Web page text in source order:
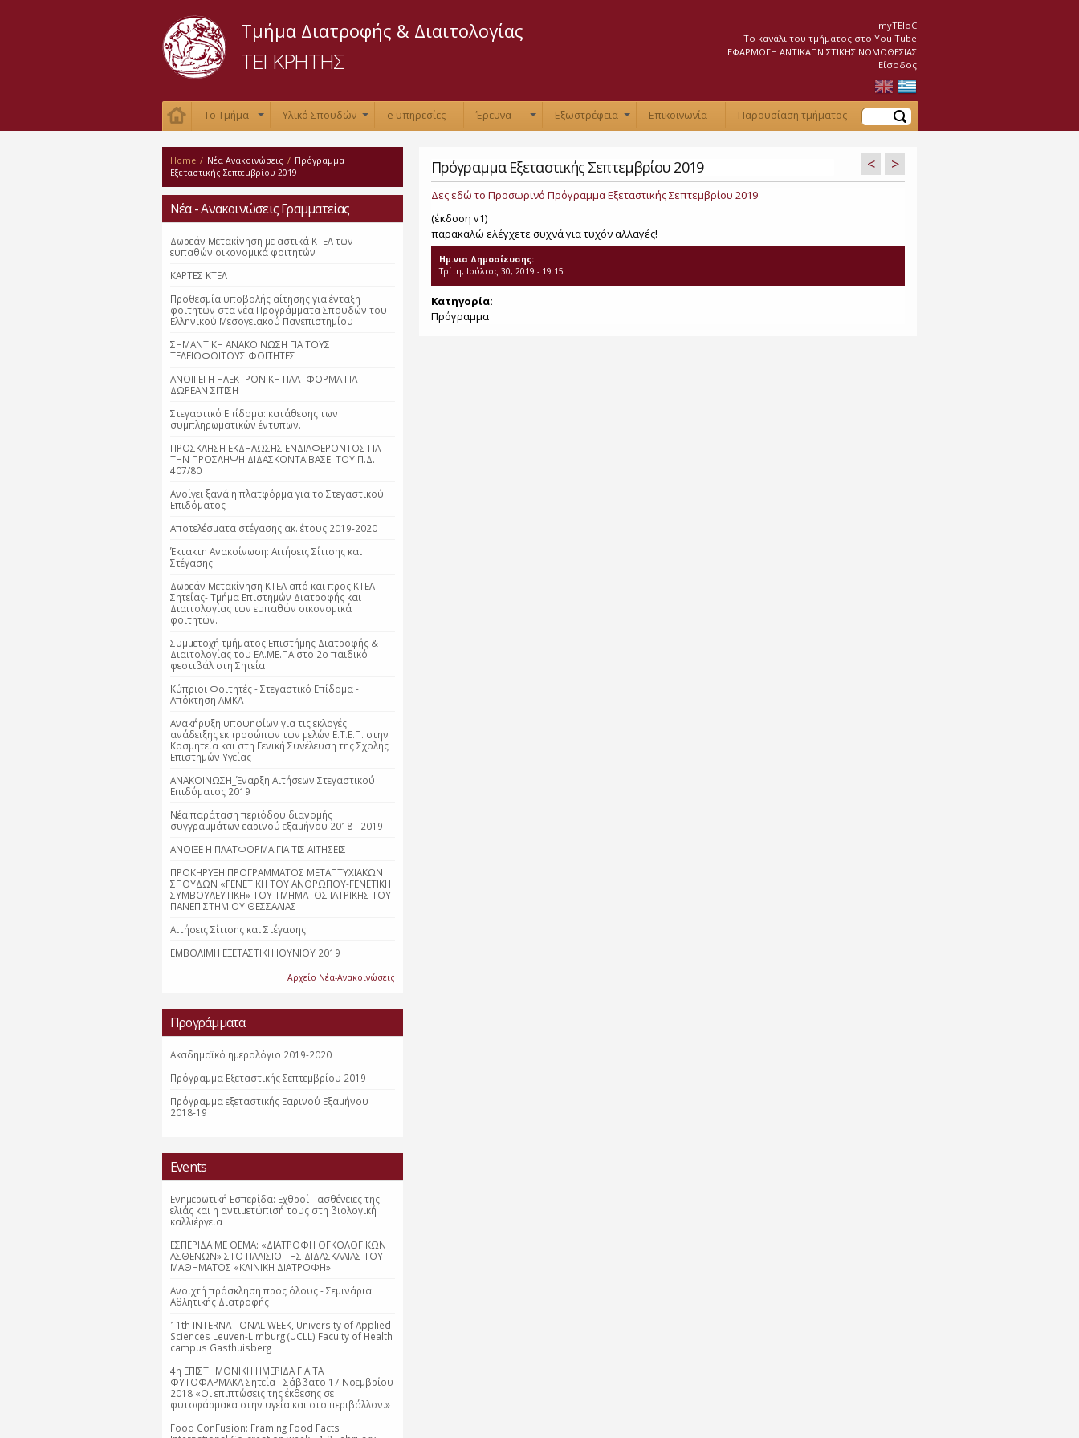
προς το
κυρίως
Τμήμα Διατροφής & Διαιτολογίας
ΤΕΙ ΚΡΗΤΗΣ
myTEIoC
Το κανάλι του τμήματος στο You Tube
ΕΦΑΡΜΟΓΗ ΑΝΤΙΚΑΠΝΙΣΤΙΚΗΣ ΝΟΜΟΘΕΣΙΑΣ
Είσοδος
Το Τμήμα Υλικό Σπουδών e υπηρεσίες Έρευνα Εξωστρέφεια Επικοινωνία Παρουσίαση τμήματος Αναζήτηση
Home / Νέα Ανακοινώσεις / Πρόγραμμα
Εξεταστικής Σεπτεμβρίου 2019
Νέα - Ανακοινώσεις Γραμματείας
Δωρεάν Μετακίνηση με αστικά ΚΤΕΛ των
ευπαθών οικονομικά φοιτητών
ΚΑΡΤΕΣ ΚΤΕΛ
Προθεσμία υποβολής αίτησης για ένταξη
φοιτητών στα νέα Προγράμματα Σπουδών του
Ελληνικού Μεσογειακού Πανεπιστημίου
ΣΗΜΑΝΤΙΚΗ ΑΝΑΚΟΙΝΩΣΗ ΓΙΑ ΤΟΥΣ
ΤΕΛΕΙΟΦΟΙΤΟΥΣ ΦΟΙΤΗΤΕΣ
ΑΝΟΙΓΕΙ Η ΗΛΕΚΤΡΟΝΙΚΗ ΠΛΑΤΦΟΡΜΑ ΓΙΑ
ΔΩΡΕΑΝ ΣΙΤΙΣΗ
Στεγαστικό Επίδομα: κατάθεσης των
συμπληρωματικών έντυπων.
ΠΡΟΣΚΛΗΣΗ ΕΚΔΗΛΩΣΗΣ ΕΝΔΙΑΦΕΡΟΝΤΟΣ ΓΙΑ
ΤΗΝ ΠΡΟΣΛΗΨΗ ΔΙΔΑΣΚΟΝΤΑ ΒΑΣΕΙ ΤΟΥ Π.Δ.
407/80
Ανοίγει ξανά η πλατφόρμα για το Στεγαστικού
Επιδόματος
Αποτελέσματα στέγασης ακ. έτους 2019-2020
Έκτακτη Ανακοίνωση: Αιτήσεις Σίτισης και
Στέγασης
Δωρεάν Μετακίνηση ΚΤΕΛ από και προς ΚΤΕΛ
Σητείας- Τμήμα Επιστημών Διατροφής και
Διαιτολογίας των ευπαθών οικονομικά
φοιτητών.
Συμμετοχή τμήματος Επιστήμης Διατροφής &
Διαιτολογίας του ΕΛ.ΜΕ.ΠΑ στο 2ο παιδικό
φεστιβάλ στη Σητεία
Κύπριοι Φοιτητές - Στεγαστικό Επίδομα -
Απόκτηση ΑΜΚΑ
Ανακήρυξη υποψηφίων για τις εκλογές
ανάδειξης εκπροσώπων των μελών Ε.Τ.Ε.Π. στην
Κοσμητεία και στη Γενική Συνέλευση της Σχολής
Επιστημών Υγείας
ΑΝΑΚΟΙΝΩΣΗ_Έναρξη Αιτήσεων Στεγαστικού
Επιδόματος 2019
Νέα παράταση περιόδου διανομής
συγγραμμάτων εαρινού εξαμήνου 2018 - 2019
ΑΝΟΙΞΕ Η ΠΛΑΤΦΟΡΜΑ ΓΙΑ ΤΙΣ ΑΙΤΗΣΕΙΣ
ΠΡΟΚΗΡΥΞΗ ΠΡΟΓΡΑΜΜΑΤΟΣ ΜΕΤΑΠΤΥΧΙΑΚΩΝ
ΣΠΟΥΔΩΝ «ΓΕΝΕΤΙΚΗ ΤΟΥ ΑΝΘΡΩΠΟΥ-ΓΕΝΕΤΙΚΗ
ΣΥΜΒΟΥΛΕΥΤΙΚΗ» ΤΟΥ ΤΜΗΜΑΤΟΣ ΙΑΤΡΙΚΗΣ ΤΟΥ
ΠΑΝΕΠΙΣΤΗΜΙΟΥ ΘΕΣΣΑΛΙΑΣ
Αιτήσεις Σίτισης και Στέγασης
ΕΜΒΟΛΙΜΗ ΕΞΕΤΑΣΤΙΚΗ ΙΟΥΝΙΟΥ 2019
Αρχείο Νέα-Ανακοινώσεις
Προγράμματα
Ακαδημαϊκό ημερολόγιο 2019-2020
Πρόγραμμα Εξεταστικής Σεπτεμβρίου 2019
Πρόγραμμα εξεταστικής Εαρινού Εξαμήνου
2018-19
Events
Ενημερωτική Εσπερίδα: Εχθροί - ασθένειες της
ελιάς και η αντιμετώπισή τους στη βιολογική
καλλιέργεια
ΕΣΠΕΡΙΔΑ ΜΕ ΘΕΜΑ: «ΔΙΑΤΡΟΦΗ ΟΓΚΟΛΟΓΙΚΩΝ
ΑΣΘΕΝΩΝ» ΣΤΟ ΠΛΑΙΣΙΟ ΤΗΣ ΔΙΔΑΣΚΑΛΙΑΣ ΤΟΥ
ΜΑΘΗΜΑΤΟΣ «ΚΛΙΝΙΚΗ ΔΙΑΤΡΟΦΗ»
Ανοιχτή πρόσκληση προς όλους - Σεμινάρια
Αθλητικής Διατροφής
11th INTERNATIONAL WEEK, University of Applied
Sciences Leuven-Limburg (UCLL) Faculty of Health
campus Gasthuisberg
4η ΕΠΙΣΤΗΜΟΝΙΚΗ ΗΜΕΡΙΔΑ ΓΙΑ ΤΑ
ΦΥΤΟΦΑΡΜΑΚΑ Σητεία - Σάββατο 17 Νοεμβρίου
2018 «Οι επιπτώσεις της έκθεσης σε
φυτοφάρμακα στην υγεία και στο περιβάλλον.»
Food ConFusion: Framing Food Facts
Πρόγραμμα Εξεταστικής Σεπτεμβρίου 2019 < >
Δες εδώ το Προσωρινό Πρόγραμμα Εξεταστικής Σεπτεμβρίου 2019
(έκδοση v1)
παρακαλώ ελέγχετε συχνά για τυχόν αλλαγές!
Ημ.νια Δημοσίευσης:
Τρίτη, Ιούλιος 30, 2019 - 19:15
Κατηγορία:
Πρόγραμμα